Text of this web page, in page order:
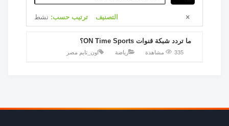
ترتيب حسب: نشط التصنيف
ما تردد شبكة قنوات ON Time Sports؟
335 مشاهدة رياضة اون_تايم مصر